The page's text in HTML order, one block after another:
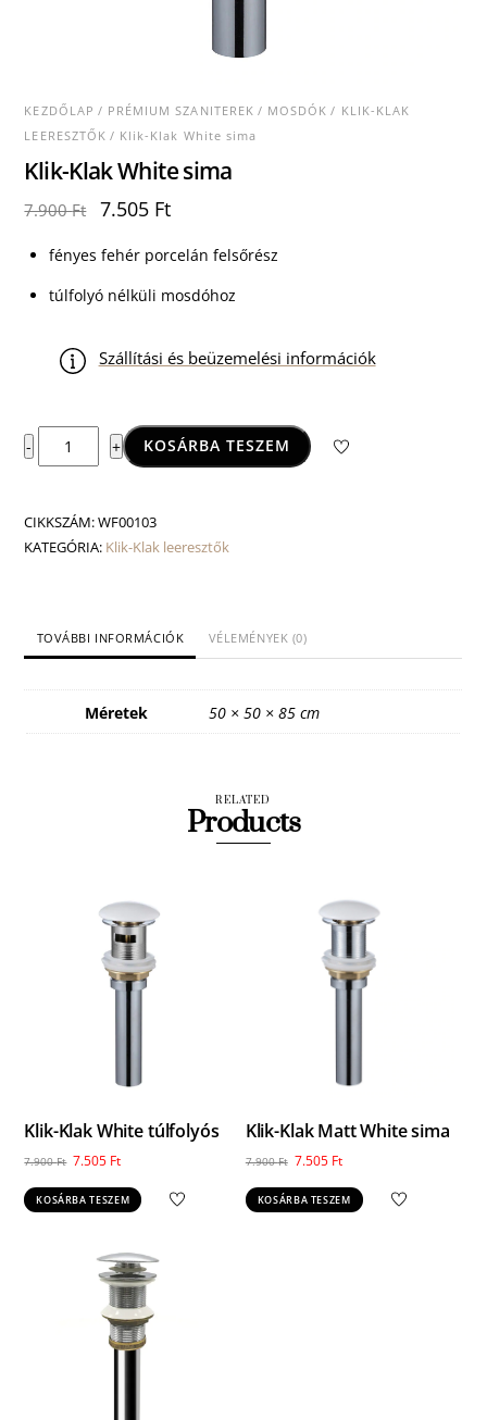
KEZDŐLAP / PRÉMIUM SZANITEREK / MOSDÓK / KLIK-KLAK
LEERESZTŐK / Klik-Klak White sima
Klik-Klak White sima
7.900Ft
Original
was:
7.900 Ft.
7.505 FtCurrent
is:
7.505 Ft.
fényes fehér porcelán felsőrész
túlfolyó nélküli mosdóhoz
Szállítási és beüzemelési információk
-
Klik-
Klak
mennyiség
+ KOSÁRBA TESZEM
CIKKSZÁM:WF00103
KATEGÓRIA: Klik-Klak leeresztők
TOVÁBBI INFORMÁCIÓK VÉLEMÉNYEK (0)
Méretek 50 × 50 × 85 cm
RELATED
Products
Klik-Klak White túlfolyós
7.900Ft Original
price
was:
7.505 FtCurrent
price
is:
KOSÁRBA TESZEM
Klik-Klak Matt White sima
7.900Ft Original
price
was:
7.505 FtCurrent
price
is:
KOSÁRBA TESZEM